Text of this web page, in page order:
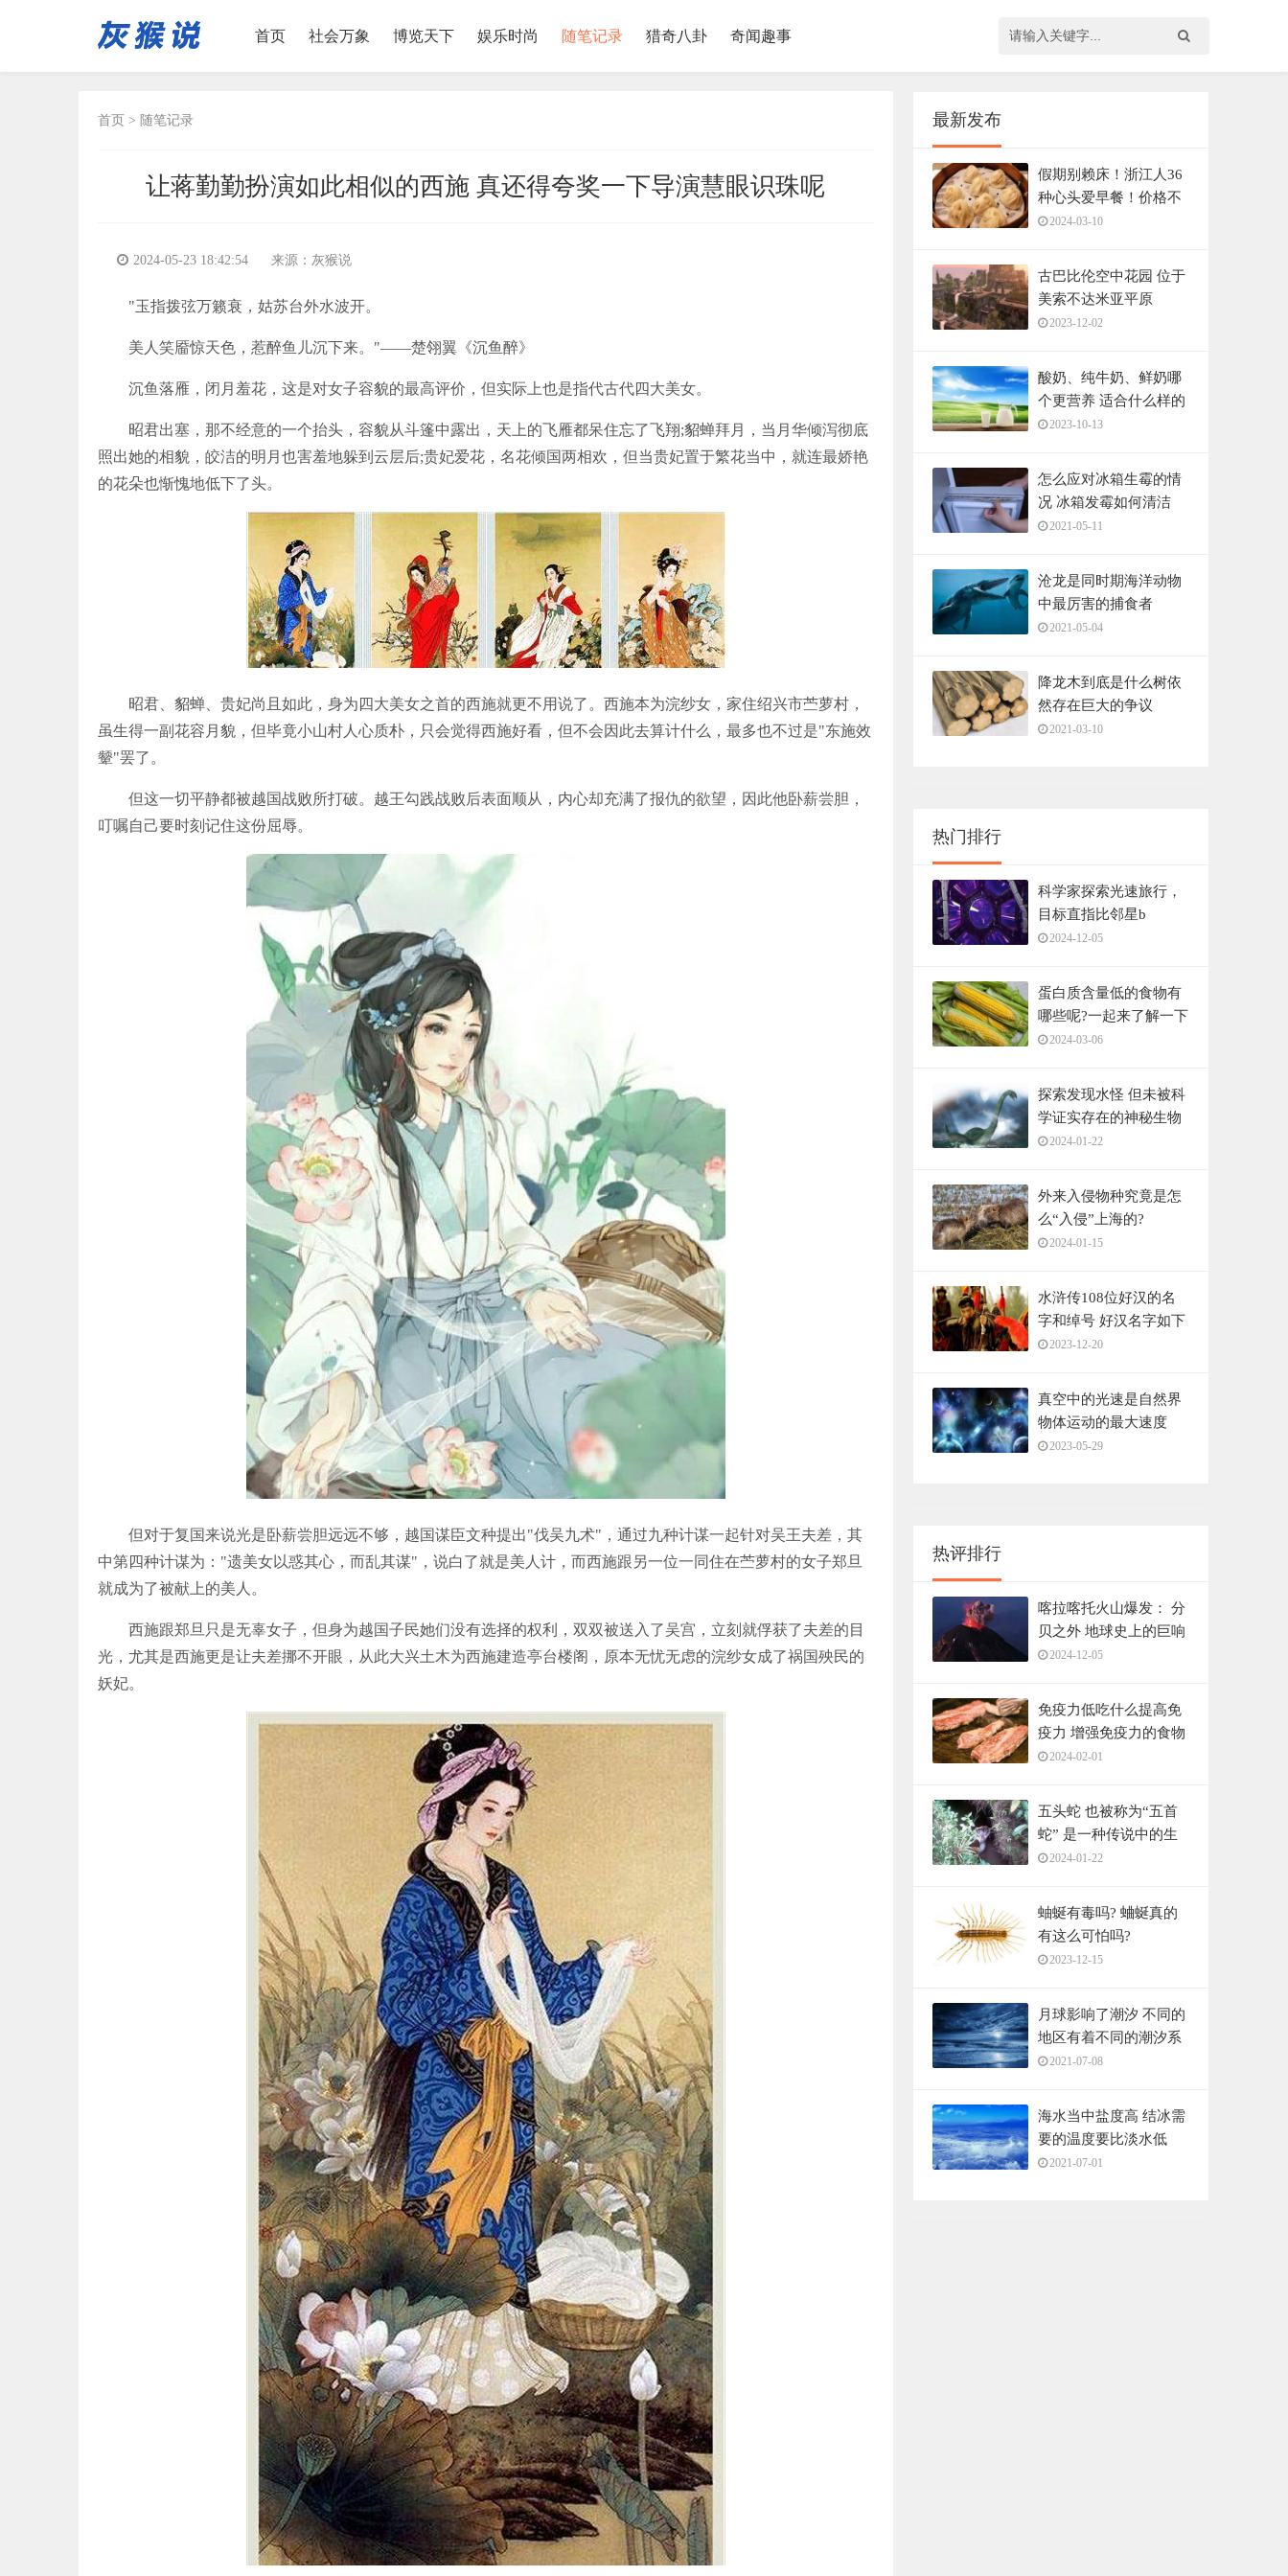
首页 社会万象 博览天下 娱乐时尚 随笔记录 猎奇八卦 奇闻趣事
首页 > 随笔记录
让蒋勤勤扮演如此相似的西施 真还得夸奖一下导演慧眼识珠呢
2024-05-23 18:42:54 来源：灰猴说
"玉指拨弦万籁衰，姑苏台外水波开。
美人笑靥惊天色，惹醉鱼儿沉下来。"——楚翎翼《沉鱼醉》
沉鱼落雁，闭月羞花，这是对女子容貌的最高评价，但实际上也是指代古代四大美女。
昭君出塞，那不经意的一个抬头，容貌从斗篷中露出，天上的飞雁都呆住忘了飞翔;貂蝉拜月，当月华倾泻彻底
照出她的相貌，皎洁的明月也害羞地躲到云层后;贵妃爱花，名花倾国两相欢，但当贵妃置于繁花当中，就连最娇艳
的花朵也惭愧地低下了头。
昭君、貂蝉、贵妃尚且如此，身为四大美女之首的西施就更不用说了。西施本为浣纱女，家住绍兴市苎萝村，
虽生得一副花容月貌，但毕竟小山村人心质朴，只会觉得西施好看，但不会因此去算计什么，最多也不过是"东施效
颦"罢了。
但这一切平静都被越国战败所打破。越王勾践战败后表面顺从，内心却充满了报仇的欲望，因此他卧薪尝胆，
叮嘱自己要时刻记住这份屈辱。
但对于复国来说光是卧薪尝胆远远不够，越国谋臣文种提出"伐吴九术"，通过九种计谋一起针对吴王夫差，其
中第四种计谋为："遗美女以惑其心，而乱其谋"，说白了就是美人计，而西施跟另一位一同住在苎萝村的女子郑旦
就成为了被献上的美人。
西施跟郑旦只是无辜女子，但身为越国子民她们没有选择的权利，双双被送入了吴宫，立刻就俘获了夫差的目
光，尤其是西施更是让夫差挪不开眼，从此大兴土木为西施建造亭台楼阁，原本无忧无虑的浣纱女成了祸国殃民的
妖妃。
最新发布
假期别赖床！浙江人36
种心头爱早餐！价格不
贵，好吃地道！
2024-03-10
古巴比伦空中花园 位于
美索不达米亚平原
2023-12-02
酸奶、纯牛奶、鲜奶哪
个更营养 适合什么样的
人2023-10-13
怎么应对冰箱生霉的情
况 冰箱发霉如何清洁
2021-05-11
沧龙是同时期海洋动物
中最厉害的捕食者
2021-05-04
降龙木到底是什么树依
然存在巨大的争议
2021-03-10
热门排行
科学家探索光速旅行，
目标直指比邻星b
2024-12-05
蛋白质含量低的食物有
哪些呢?一起来了解一下
吧2024-03-06
探索发现水怪 但未被科
学证实存在的神秘生物
2024-01-22
外来入侵物种究竟是怎
么“入侵”上海的?
2024-01-15
水浒传108位好汉的名
字和绰号 好汉名字如下
2023-12-20
真空中的光速是自然界
物体运动的最大速度
2023-05-29
热评排行
喀拉喀托火山爆发： 分
贝之外 地球史上的巨响
之谜！
2024-12-05
免疫力低吃什么提高免
疫力 增强免疫力的食物
2024-02-01
五头蛇 也被称为“五首
蛇” 是一种传说中的生
物2024-01-22
蚰蜒有毒吗? 蛐蜒真的
有这么可怕吗?
2023-12-15
月球影响了潮汐 不同的
地区有着不同的潮汐系
统2021-07-08
海水当中盐度高 结冰需
要的温度要比淡水低
2021-07-01